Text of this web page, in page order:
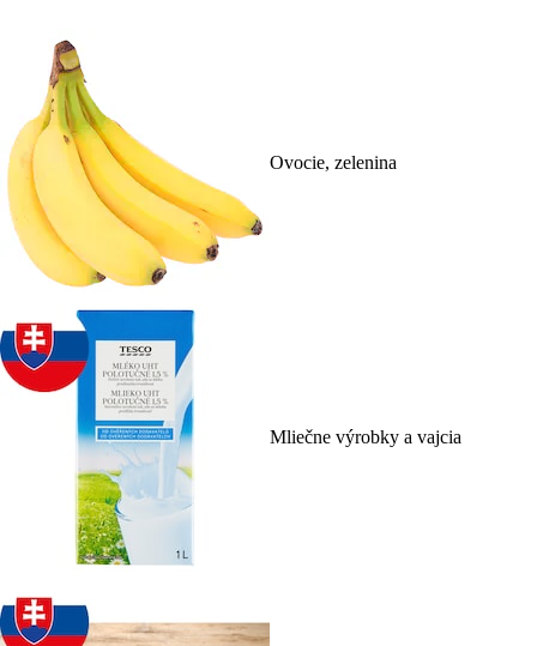
Ovocie, zelenina
Mliečne výrobky a vajcia